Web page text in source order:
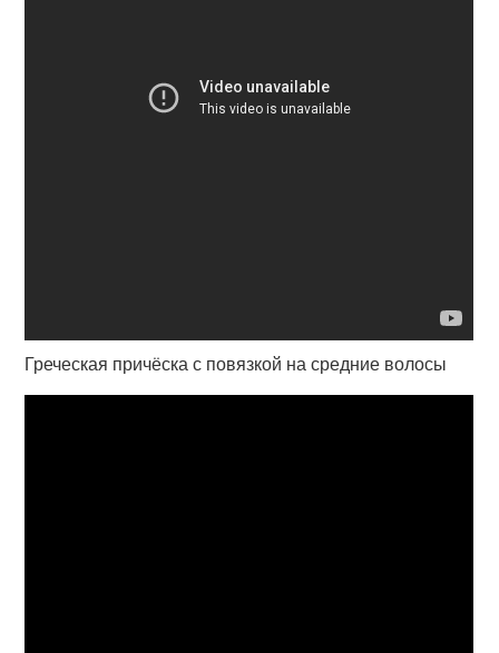
Греческая причёска с повязкой на средние волосы